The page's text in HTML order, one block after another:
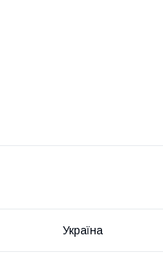
Україна